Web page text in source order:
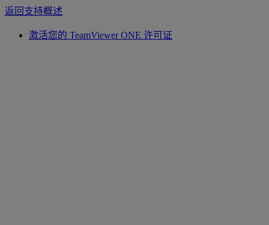
返回支持概述
激活您的 TeamViewer ONE 许可证